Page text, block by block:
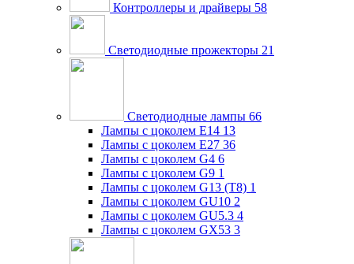
Контроллеры и драйверы 58
Светодиодные прожекторы 21
Светодиодные лампы 66
Лампы с цоколем E14 13
Лампы с цоколем E27 36
Лампы с цоколем G4 6
Лампы с цоколем G9 1
Лампы с цоколем G13 (Т8) 1
Лампы с цоколем GU10 2
Лампы с цоколем GU5.3 4
Лампы с цоколем GX53 3